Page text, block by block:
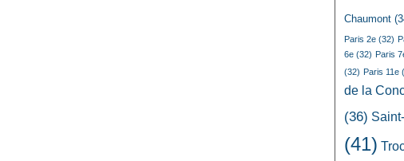
Chaumont
Paris 2e (32)
6e (32) Paris
(32) Paris 11e
de la
(36)
(41)